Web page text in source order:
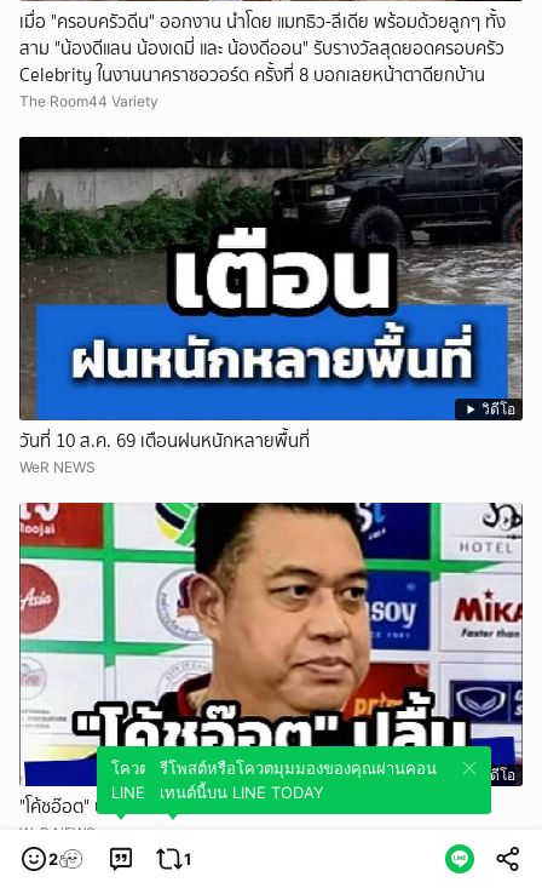
เมื่อ "ครอบครัวดีน" ออกงาน นำโดย แมทธิว-ลีเดีย พร้อมด้วยลูกๆ ทั้ง
สาม "น้องดีแลน น้องเดมี่ และ น้องดีออน" รับรางวัลสุดยอดครอบครัว
Celebrity ในงานนาคราชอวอร์ด ครั้งที่ 8 บอกเลยหน้าตาดียกบ้าน
The Room44 Variety
วิดีโอ
วันที่ 10 ส.ค. 69 เตือนฝนหนักหลายพื้นที่
WeR NEWS
วิดีโอ
"โค้ชอ๊อต" ปลื้มฟอร์ม SEA V CUP!
WeR NEWS
2
โควตมุมมองของคุณผ่านคอนเทนต์นี้บน
LINE TODAY
1
รีโพสต์หรือโควตมุมมองของคุณผ่านคอน
เทนต์นี้บน LINE TODAY